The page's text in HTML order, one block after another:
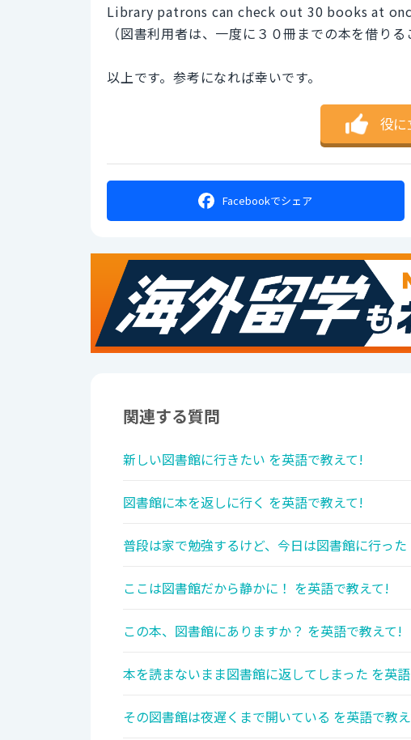
Library patrons can check out 30 books at
（図書利用者は、一度に３０冊までの本を借りる
以上です。参考になれば幸いです。
役に
Facebookでシェア
関連する質問
新しい図書館に行きたい を英語で教えて!
図書館に本を返しに行く を英語で教えて!
普段は家で勉強するけど、今日は図書館に行っ
ここは図書館だから静かに！ を英語で教えて!
この本、図書館にありますか？ を英語で教えて!
本を読まないまま図書館に返してしまった を英
その図書館は夜遅くまで開いている を英語で教